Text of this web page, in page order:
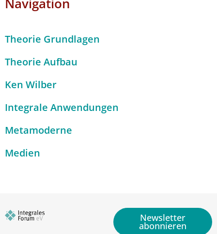
Navigation
Theorie Grundlagen
Theorie Aufbau
Ken Wilber
Integrale Anwendungen
Metamoderne
Medien
Newsletter
abonnieren